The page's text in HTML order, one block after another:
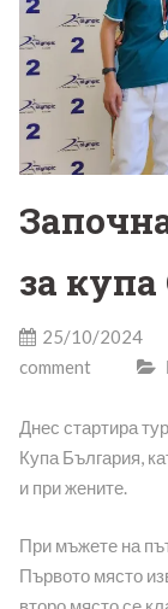
за
25/10/2024
comment
Днес стартира
Купа България,
и при жените.
При мъжете на
Първото място